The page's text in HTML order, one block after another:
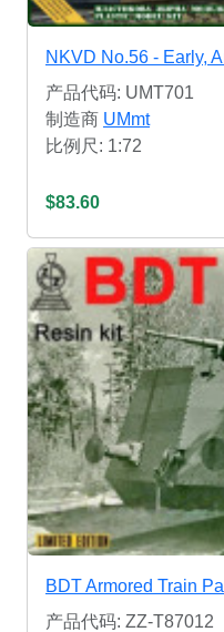
NKVD No.56 - Early,
产品代码: UMT701
制造商 UMmt
比例尺: 1:72
$83.60
BDT Armored Train
产品代码: ZZ-T87012